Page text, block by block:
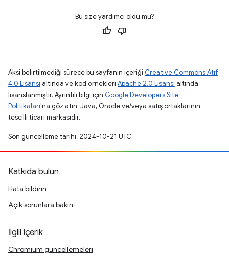
Bu size yardımcı oldu mu?
Aksi belirtilmediği sürece bu sayfanın içeriği Creative Commons Atıf
4.0 Lisansı altında ve kod örnekleri Apache 2.0 Lisansı altında
lisanslanmıştır. Ayrıntılı bilgi için Google Developers Site
Politikaları'na göz atın. Java, Oracle ve/veya satış ortaklarının
tescilli ticari markasıdır.
Son güncelleme tarihi: 2024-10-21 UTC.
Katkıda bulun
Hata bildirin
Açık sorunlara bakın
İlgili içerik
Chromium güncellemeleri